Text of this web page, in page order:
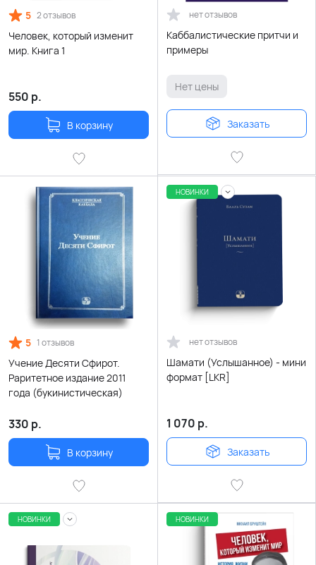
5 2 отзывов
Человек, который изменит
мир. Книга 1
550 р.
В корзину
нет отзывов
Каббалистические притчи и
примеры
Нет цены
Заказать
5 1 отзывов
Учение Десяти Сфирот.
Раритетное издание 2011
года (букинистическая)
330 р.
В корзину
НОВИНКИ
нет отзывов
Шамати (Услышанное) - мини
формат [LKR]
1 070 р.
Заказать
НОВИНКИ НОВИНКИ